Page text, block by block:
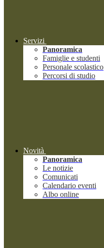
Servizi
Panoramica
Famiglie e studenti
Personale scolastico
Percorsi di studio
Novità
Panoramica
Le notizie
Comunicati
Calendario eventi
Albo online